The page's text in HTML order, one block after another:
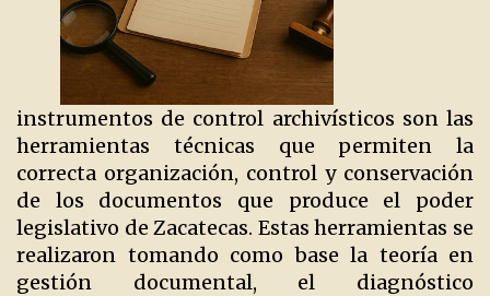
instrumentos de control archivísticos son las
herramientas técnicas que permiten la
correcta organización, control y conservación
de los documentos que produce el poder
legislativo de Zacatecas. Estas herramientas se
realizaron tomando como base la teoría en
gestión documental, el diagnóstico